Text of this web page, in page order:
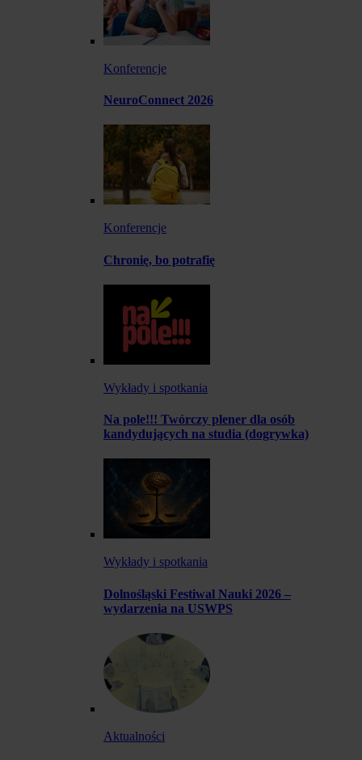
Konferencje
NeuroConnect 2026
Konferencje
Chronię, bo potrafię
Wykłady i spotkania
Na pole!!! Twórczy plener dla osób
kandydujących na studia (dogrywka)
Wykłady i spotkania
Dolnośląski Festiwal Nauki 2026 –
wydarzenia na USWPS
Aktualności